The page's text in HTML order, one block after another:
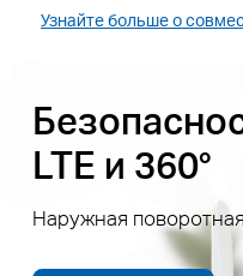
Узнайте больше о
LTE и 360°
Наружная